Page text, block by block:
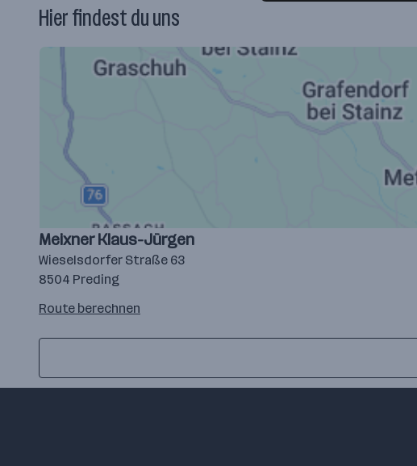
Hier findest du uns
Meixner Klaus-Jürgen
Wieselsdorfer Straße 63
8504 Preding
Route
berechnen
Route berechnen